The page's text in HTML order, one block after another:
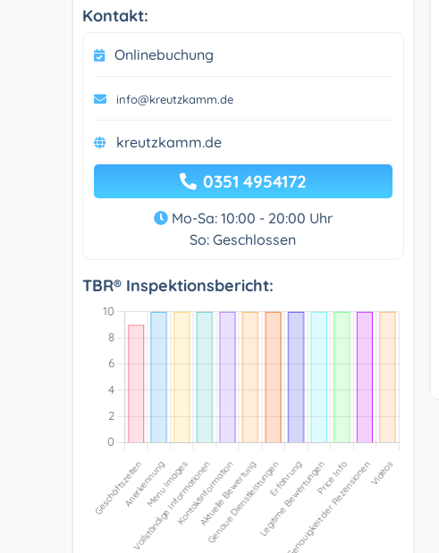
Kontakt:
Onlinebuchung
info@kreutzkamm.de
kreutzkamm.de
0351 4954172
Mo-Sa: 10:00 - 20:00 Uhr
So: Geschlossen
TBR® Inspektionsbericht: